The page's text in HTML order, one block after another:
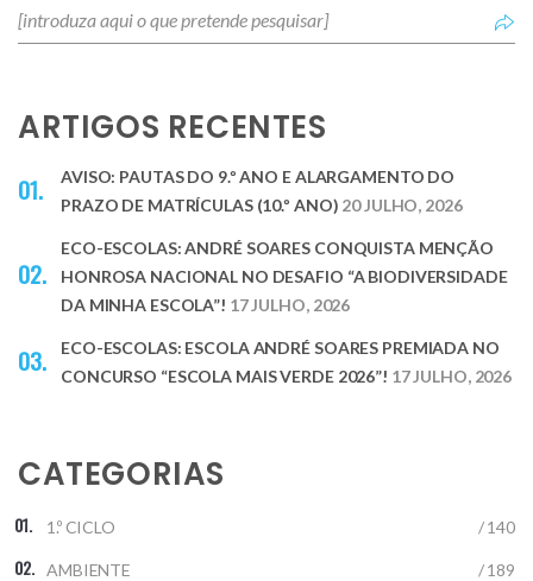
ARTIGOS RECENTES
AVISO: PAUTAS DO 9.º ANO E ALARGAMENTO DO
PRAZO DE MATRÍCULAS (10.º ANO) 20 JULHO, 2026
ECO-ESCOLAS: ANDRÉ SOARES CONQUISTA MENÇÃO
HONROSA NACIONAL NO DESAFIO “A BIODIVERSIDADE
DA MINHA ESCOLA”! 17 JULHO, 2026
ECO-ESCOLAS: ESCOLA ANDRÉ SOARES PREMIADA NO
CONCURSO “ESCOLA MAIS VERDE 2026”! 17 JULHO, 2026
CATEGORIAS
1.º CICLO / 140
AMBIENTE / 189